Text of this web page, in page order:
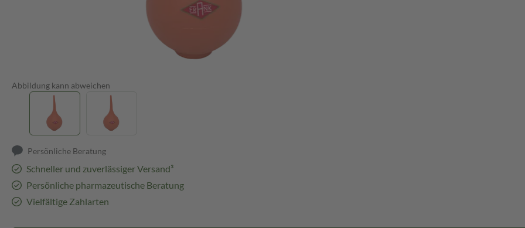
Abbildung kann abweichen
Persönliche Beratung
Schneller und zuverlässiger Versand³
Persönliche pharmazeutische Beratung
Vielfältige Zahlarten